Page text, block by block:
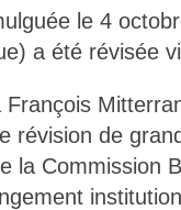
le 4
a été révisée
révision de
la Commission